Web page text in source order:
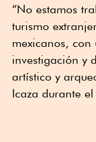
“No estamos
turismo
mexicanos,
investigación y
artístico y
Icaza durante